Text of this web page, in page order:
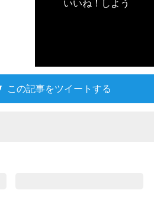
いいね！しよう
この記事をツイートする